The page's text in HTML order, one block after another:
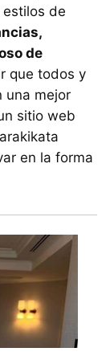
de
de
que todos y
una mejor
sitio web
en la forma